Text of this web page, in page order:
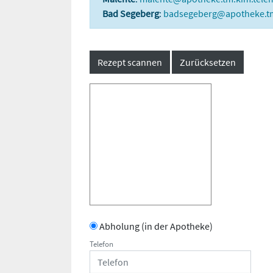
Bad Segeberg:
Rezept scannen Zurücksetzen
Abholung (in der Apotheke)
Telefon